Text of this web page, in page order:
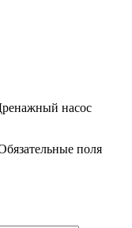
насос
поля